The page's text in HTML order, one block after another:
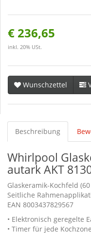
€ 236,65
inkl. 20% USt.
Wunschzettel
Beschreibung
Whirlpool
autark AKT
Glaskeramik-Kochfeld
Seitliche
EAN 8003437829567
• Elektronisch geregelte
• Timer für jede